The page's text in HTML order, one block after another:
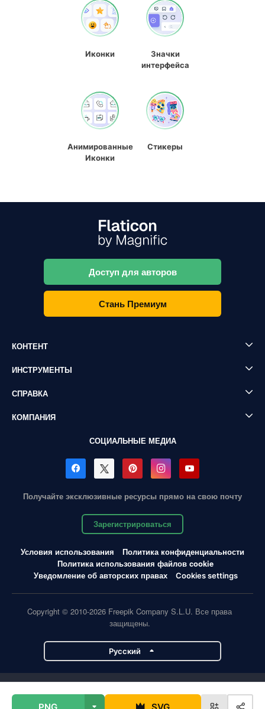
Иконки
Значки
интерфейса
Анимированные
Иконки
Стикеры
Доступ для авторов
Стань Премиум
КОНТЕНТ
ИНСТРУМЕНТЫ
СПРАВКА
КОМПАНИЯ
СОЦИАЛЬНЫЕ МЕДИА
Получайте эксклюзивные ресурсы прямо на свою почту
Зарегистрироваться
Условия использования
Политика конфиденциальности
Политика использования файлов cookie
Уведомление об авторских правах
Cookies settings
Copyright © 2010-2026 Freepik Company S.L.U. Все права
защищены.
Pусский